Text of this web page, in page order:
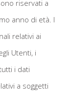
riservati a
anno di età. I
relativi ai
Utenti, i
i dati
a soggetti